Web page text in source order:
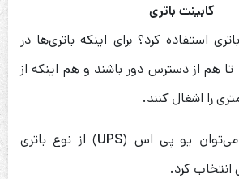
کابینت باتری
استفاده کرد؟ برای اینکه باتری‌ها در
تا هم از دسترس دور باشند و هم اینکه از
را اشغال کنند.
می‌توان یو پی اس (UPS) از نوع باتری
انتخاب کرد.